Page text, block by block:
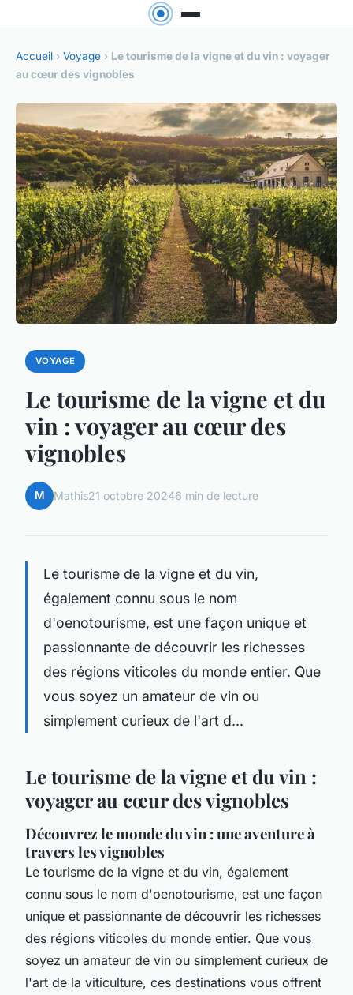
Accueil › Voyage › Le tourisme de la vigne et du vin : voyager
au cœur des vignobles
VOYAGE
Le tourisme de la vigne et du
vin : voyager au cœur des
vignobles
M Mathis21 octobre 20246 min de lecture
Le tourisme de la vigne et du vin,
également connu sous le nom
d'oenotourisme, est une façon unique et
passionnante de découvrir les richesses
des régions viticoles du monde entier. Que
vous soyez un amateur de vin ou
simplement curieux de l'art d...
Le tourisme de la vigne et du vin :
voyager au cœur des vignobles
Découvrez le monde du vin : une aventure à
travers les vignobles
Le tourisme de la vigne et du vin, également
connu sous le nom d'oenotourisme, est une façon
unique et passionnante de découvrir les richesses
des régions viticoles du monde entier. Que vous
soyez un amateur de vin ou simplement curieux de
l'art de la viticulture, ces destinations vous offrent